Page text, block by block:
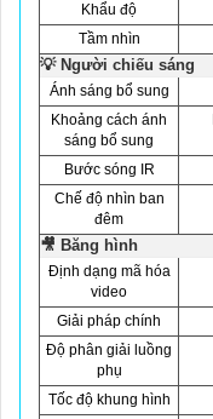
Khẩu độ
Tầm nhìn
💡 Người chiếu sáng
Ánh sáng bổ sung
Khoảng cách ánh
sáng bổ sung
Bước sóng IR
Chế độ nhìn ban
đêm
🎥 Băng hình
Định dạng mã hóa
video
Giải pháp chính
Độ phân giải luồng
phụ
Tốc độ khung hình